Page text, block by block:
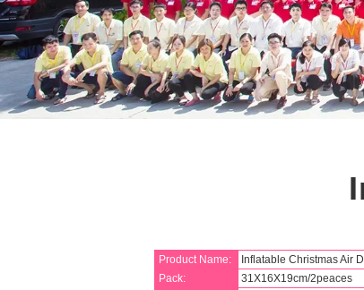
Product Name: Inflatable Christmas Air
Pack:
31X16X19cm/2peaces